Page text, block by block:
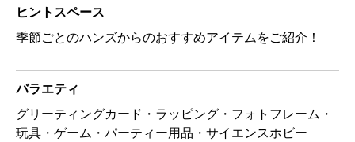
ヒントスペース
季節ごとのハンズからのおすすめアイテムをご紹介！
バラエティ
グリーティングカード・ラッピング・フォトフレーム・
玩具・ゲーム・パーティー用品・サイエンスホビー